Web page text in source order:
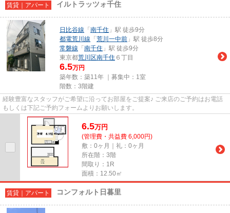
賃貸｜アパート イルトラッツォ千住
日比谷線 「 南千住 」駅 徒歩9分
都電荒川線 「 荒川一中前 」駅 徒歩8分
常磐線 「 南千住 」駅 徒歩9分
東京都荒川区南千住 ６丁目
6.5万円
築年数：築11年 ｜募集中： 1室
階数：3階建
経験豊富なスタッフがご希望に沿ってお部屋をご提案♪ ご来店のご予約はお電話
もしくは下記ご予約フォームよりお願いします。
6.5万円
(管理費・共益費 6,000円)
敷：0ヶ月｜礼：0ヶ月
所在階：3階
間取り：1R
面積：12.50㎡
賃貸｜アパート コンフォルト日暮里